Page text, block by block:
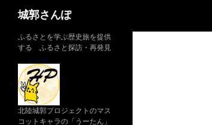
城郭さんぽ
ふるさとを学ぶ歴史旅を提供
する ふるさと探訪・再発見
北陸城郭プロジェクトのマス
コットキャラの「うーたん」